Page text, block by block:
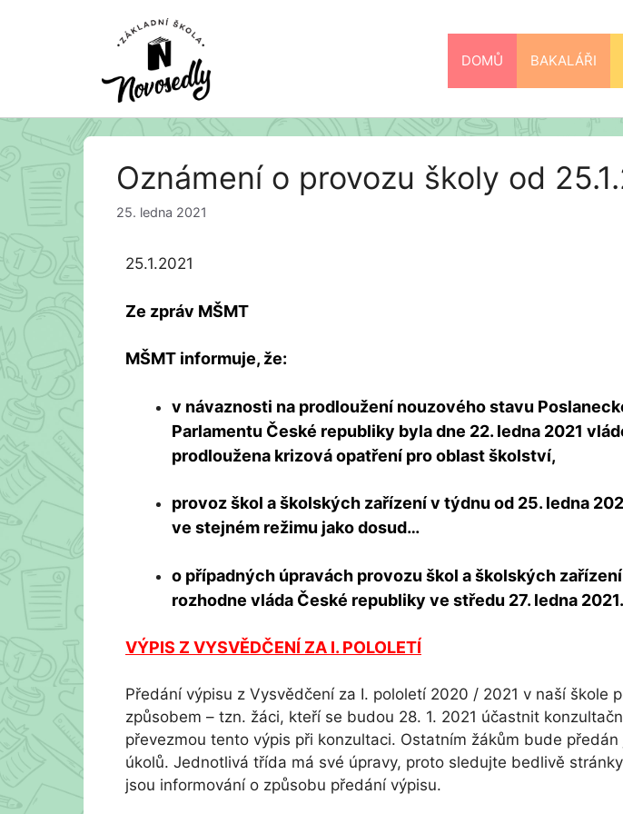
DOMŮ BAKALÁŘI
Oznámení o provozu školy od
25. ledna 2021
25.1.2021
Ze zpráv MŠMT
MŠMT informuje, že:
v návaznosti na prodloužení nouzového stavu
Parlamentu České republiky byla dne 22. ledna 2021
prodloužena krizová opatření pro oblast školství,
provoz škol a školských zařízení v týdnu od 25. ledna
ve stejném režimu jako dosud…
o případných úpravách provozu škol a školských zařízení
rozhodne vláda České republiky ve středu 27. ledna 2021.
VÝPIS Z VYSVĚDČENÍ ZA I. POLOLETÍ
Předání výpisu z Vysvědčení za I. pololetí 2020 / 2021 v naší škole
způsobem – tzn. žáci, kteří se budou 28. 1. 2021 účastnit
převezmou tento výpis při konzultaci. Ostatním žákům bude
úkolů. Jednotlivá třída má své úpravy, proto sledujte bedlivě
jsou informování o způsobu předání výpisu.